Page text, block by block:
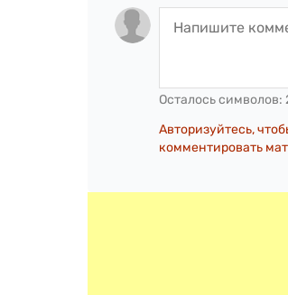
Осталось символов:
Авторизуйтесь,
комментировать